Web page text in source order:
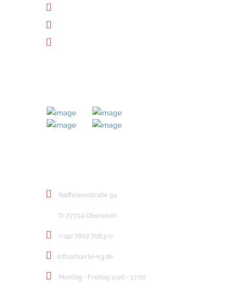
Raiffeisenstraße 9a
D-77704 Oberkirch
(+49) 7802 7063-0
info@hurrle-kg.de
Montag - Freitag 9.00 - 17.00